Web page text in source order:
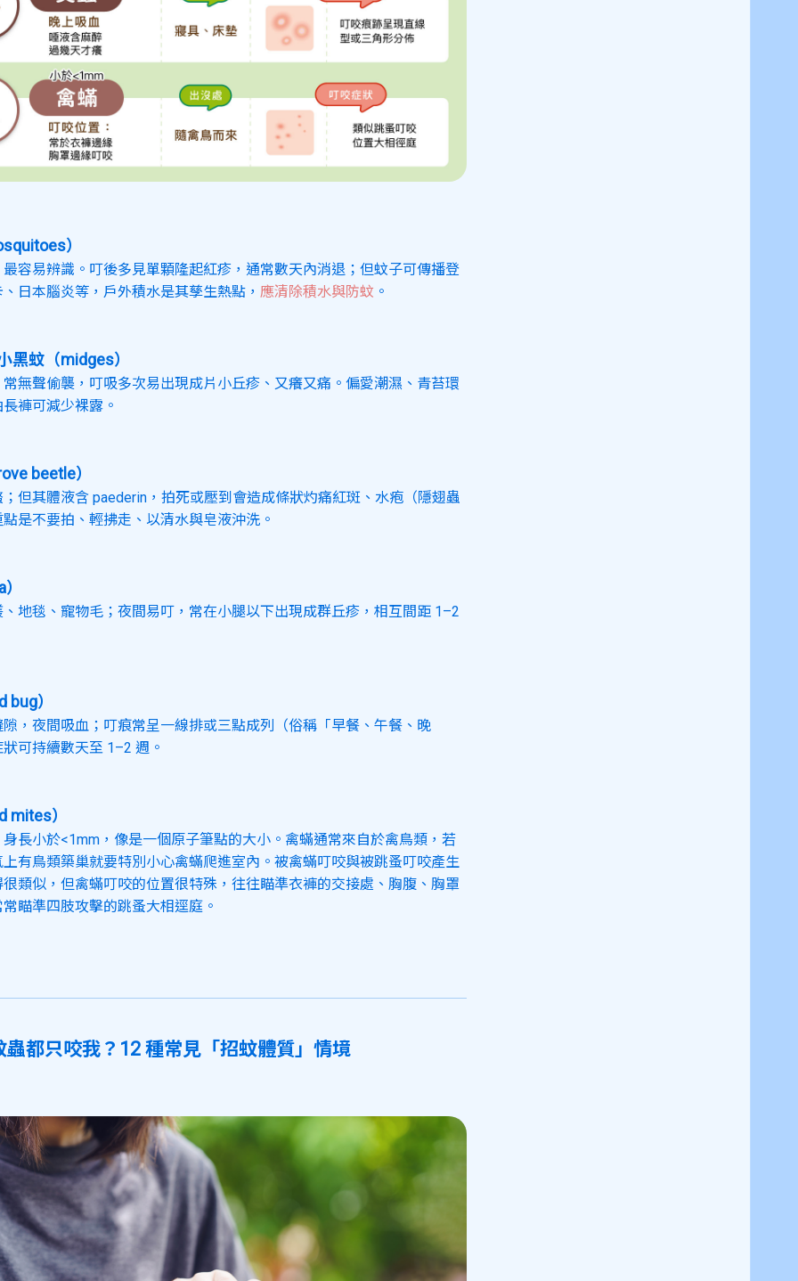
）
容易辨識。叮後多見單顆隆起紅疹，通常數天內消退；但蚊子可傳播登
日本腦炎等，戶外積水是其孳生熱點， 應清除積水與防蚊 。
黑蚊（midges）
無聲偷襲，叮吸多次易出現成片小丘疹、又癢又痛。偏愛潮濕、青苔環
褲可減少裸露。
beetle）
但其體液含 paederin，拍死或壓到會造成條狀灼痛紅斑、水疱（隱翅蟲
是不要拍、輕拂走、以清水與皂液沖洗。
地毯、寵物毛；夜間易叮，常在小腿以下出現成群丘疹，相互間距 1–2
bug）
，夜間吸血；叮痕常呈一線排或三點成列（俗稱「早餐、午餐、晚
可持續數天至 1–2 週。
mites）
長小於<1mm，像是一個原子筆點的大小。禽蟎通常來自於禽鳥類，若
有鳥類築巢就要特別小心禽蟎爬進室內。被禽蟎叮咬與被跳蚤叮咬產生
類似，但禽蟎叮咬的位置很特殊，往往瞄準衣褲的交接處、胸腹、胸罩
瞄準四肢攻擊的跳蚤大相逕庭。
蟲都只咬我？12 種常見「招蚊體質」情境